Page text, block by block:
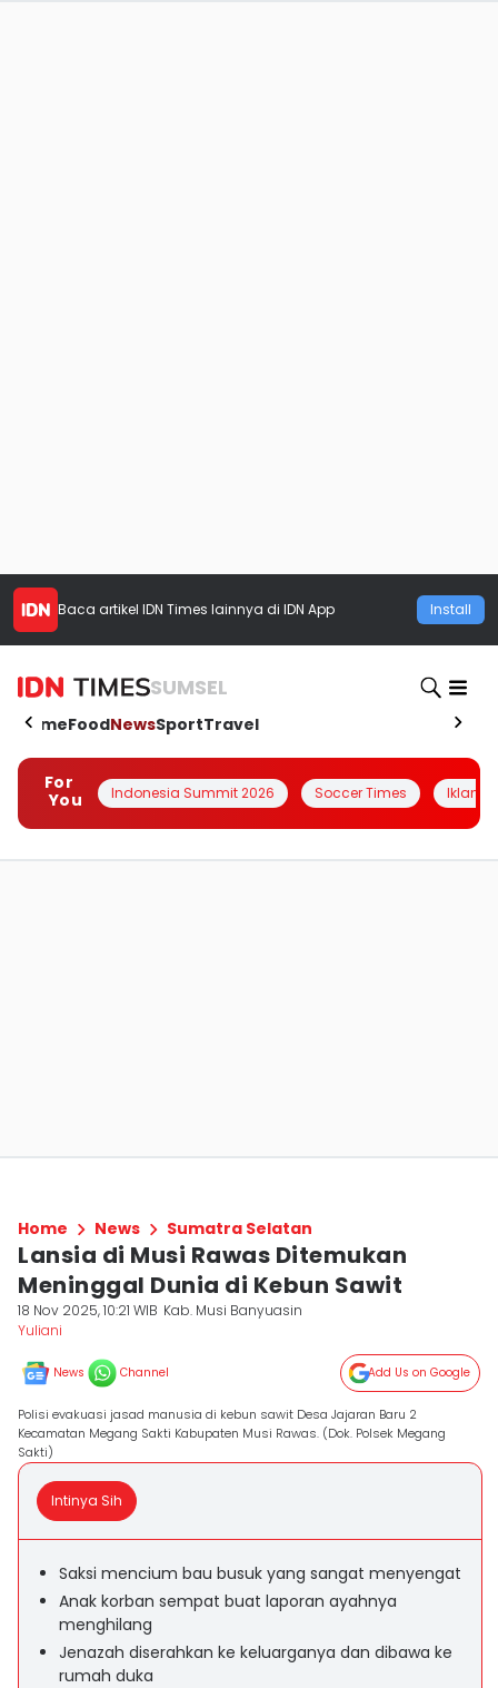
Baca artikel IDN Times lainnya di IDN App Install
SUMSEL
HomeFoodNewsSportTravel
For
You
Indonesia Summit 2026 Soccer Times Iklanin
Home News Sumatra Selatan
Lansia di Musi Rawas Ditemukan
Meninggal Dunia di Kebun Sawit
18 Nov 2025, 10:21 WIB Kab. Musi Banyuasin
Yuliani
News Channel Add Us on Google
Polisi evakuasi jasad manusia di kebun sawit Desa Jajaran Baru 2
Kecamatan Megang Sakti Kabupaten Musi Rawas. (Dok. Polsek Megang
Sakti)
Intinya Sih
Saksi mencium bau busuk yang sangat menyengat
Anak korban sempat buat laporan ayahnya
menghilang
Jenazah diserahkan ke keluarganya dan dibawa ke
rumah duka